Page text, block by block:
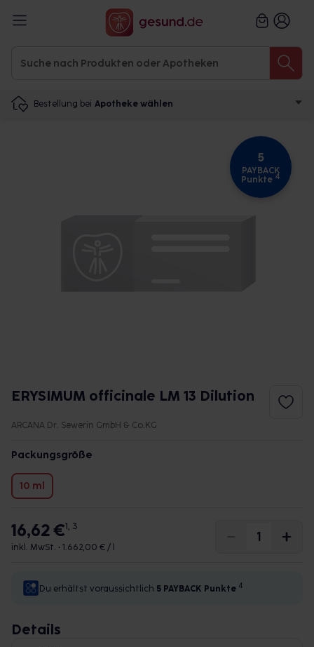
Bestellung bei Apotheke wählen
5
PAYBACK
Punkte 4
ERYSIMUM officinale LM 13 Dilution
ARCANA Dr. Sewerin GmbH & Co.KG
Packungsgröße
10 ml
16,62 €1, 3
inkl. MwSt. • 1.662,00 € / l
Du erhältst voraussichtlich 5 PAYBACK Punkte 4
Details